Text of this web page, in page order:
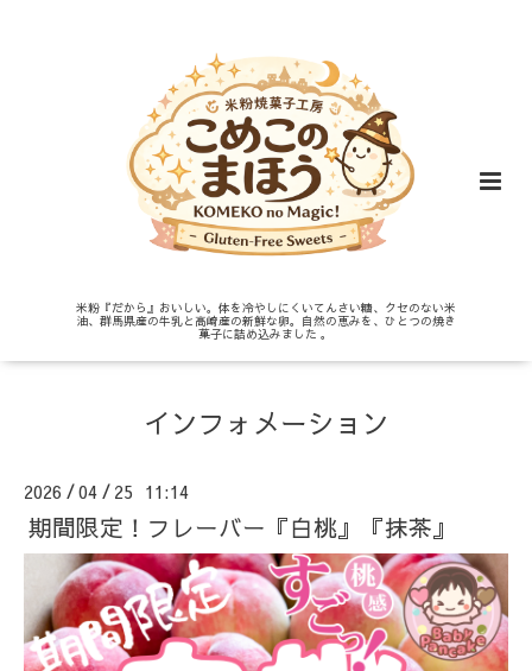
米粉『だから』おいしい。体を冷やしにくいてんさい糖、クセのない米
油、群馬県産の牛乳と高崎産の新鮮な卵。自然の恵みを、ひとつの焼き
菓子に詰め込みました 。
インフォメーション
2026 /04 / 25 11:14
期間限定！フレーバー『白桃』『抹茶』